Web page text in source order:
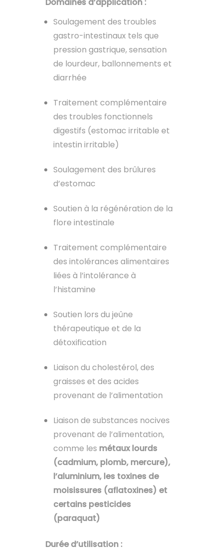
Soulagement des troubles
gastro-intestinaux tels que
pression gastrique, sensation
de lourdeur, ballonnements et
diarrhée
Traitement complémentaire
des troubles fonctionnels
digestifs (estomac irritable et
intestin irritable)
Soulagement des brûlures
d’estomac
Soutien à la régénération de la
flore intestinale
Traitement complémentaire
des intolérances alimentaires
liées à l’intolérance à
l’histamine
Soutien lors du jeûne
thérapeutique et de la
détoxification
Liaison du cholestérol, des
graisses et des acides
provenant de l’alimentation
Liaison de substances nocives
provenant de l’alimentation,
comme les métaux lourds
(cadmium, plomb, mercure),
l’aluminium, les toxines de
moisissures (aflatoxines) et
certains pesticides
(paraquat)
Durée d’utilisation :